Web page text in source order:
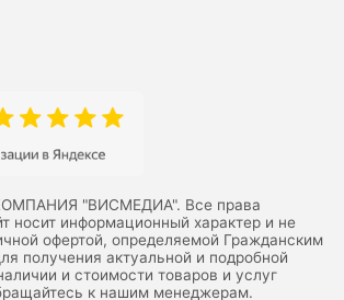
"ВИСМЕДИА". Все права
носит информационный характер и не
офертой, определяемой Гражданским
получения актуальной и подробной
и стоимости товаров и услуг
к нашим менеджерам.